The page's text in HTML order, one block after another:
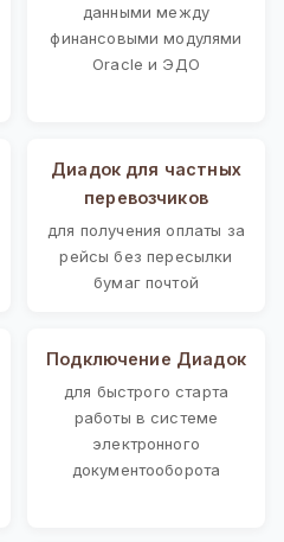
данными между
финансовыми модулями
Oracle и ЭДО
Диадок для частных
перевозчиков
для получения оплаты за
рейсы без пересылки
бумаг почтой
Подключение Диадок
для быстрого старта
работы в системе
электронного
документооборота